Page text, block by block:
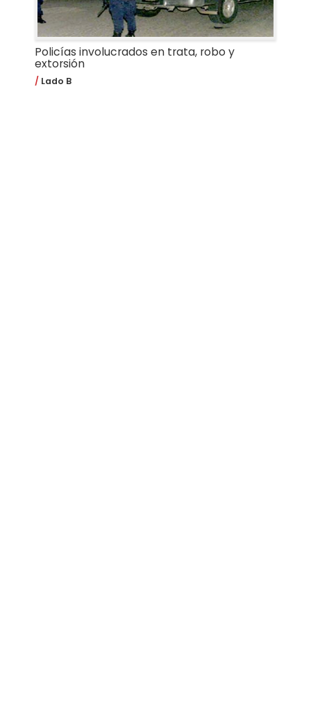
Policías involucrados en trata, robo y
extorsión
Lado B